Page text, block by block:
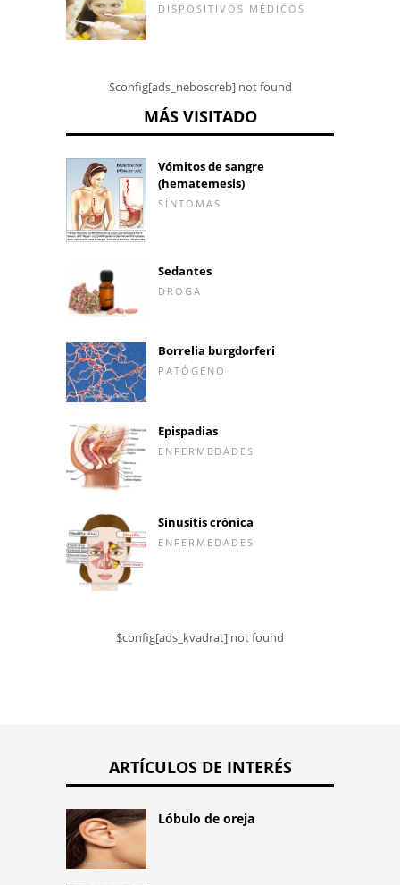
DISPOSITIVOS MÉDICOS
$config[ads_neboscreb] not found
MÁS VISITADO
Vómitos de sangre
(hematemesis)
SÍNTOMAS
Sedantes
DROGA
Borrelia burgdorferi
PATÓGENO
Epispadias
ENFERMEDADES
Sinusitis crónica
ENFERMEDADES
$config[ads_kvadrat] not found
ARTÍCULOS DE INTERÉS
Lóbulo de oreja